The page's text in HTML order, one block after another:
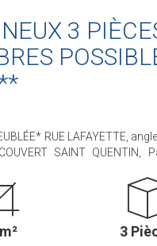
3
RUE LAFAYETTE,
SAINT
sur Paris. Il se
entrée avec placards,
américaine, d'un salon
séparé. Chauffage et eau
3